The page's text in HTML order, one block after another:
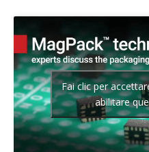
Fai clic per
abilitare